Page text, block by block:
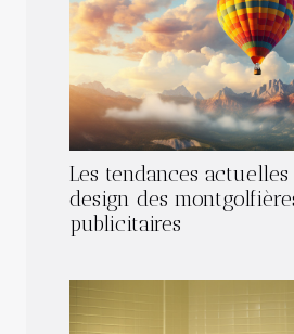
Les tendances
design des
publicitaires